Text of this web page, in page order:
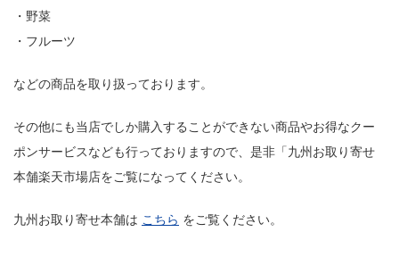
・野菜
・フルーツ
などの商品を取り扱っております。
その他にも当店でしか購入することができない商品やお得なクー
ポンサービスなども行っておりますので、是非「九州お取り寄せ
本舗楽天市場店をご覧になってください。
九州お取り寄せ本舗は こちら をご覧ください。